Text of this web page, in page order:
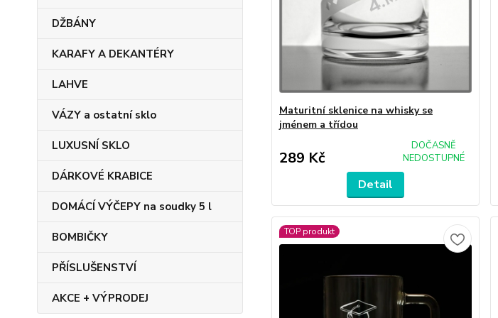
DŽBÁNY
KARAFY A DEKANTÉRY
LAHVE
VÁZY a ostatní sklo
LUXUSNÍ SKLO
DÁRKOVÉ KRABICE
DOMÁCÍ VÝČEPY na soudky 5 l
BOMBIČKY
PŘÍSLUŠENSTVÍ
AKCE + VÝPRODEJ
Maturitní sklenice na whisky se
jménem a třídou
289 Kč
DOČASNĚ
NEDOSTUPNÉ
Detail
TOP produkt